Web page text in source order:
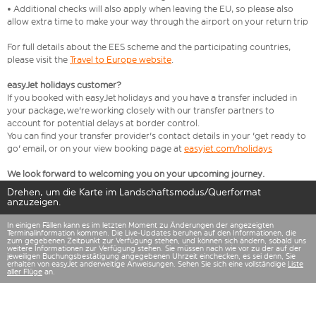
• Additional checks will also apply when leaving the EU, so please also
allow extra time to make your way through the airport on your return trip
For full details about the EES scheme and the participating countries,
please visit the Travel to Europe website.
easyJet holidays customer?
If you booked with easyJet holidays and you have a transfer included in
your package, we're working closely with our transfer partners to
account for potential delays at border control.
You can find your transfer provider's contact details in your 'get ready to
go' email, or on your view booking page at easyjet.com/holidays
We look forward to welcoming you on your upcoming journey.
Drehen, um die Karte im Landschaftsmodus/Querformat
anzuzeigen.
In einigen Fällen kann es im letzten Moment zu Änderungen der angezeigten
Terminalinformation kommen. Die Live-Updates beruhen auf den Informationen, die
zum gegebenen Zeitpunkt zur Verfügung stehen, und können sich ändern, sobald uns
weitere Informationen zur Verfügung stehen. Sie müssen nach wie vor zu der auf der
jeweiligen Buchungsbestätigung angegebenen Uhrzeit einchecken, es sei denn, Sie
erhalten von easyJet anderweitige Anweisungen. Sehen Sie sich eine vollständige Liste
aller Flüge an.